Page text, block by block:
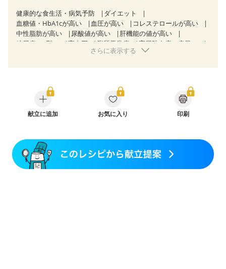
健康的な食生活・病気予防
ダイエット
血糖値・HbA1cが高い
血圧が高い
コレステロールが高い
中性脂肪が高い
尿酸値が高い
肝機能の値が高い
糖尿病（2型）
高血圧 脂質異常症
高尿酸血症（痛風）
慢性便秘症
過敏性腸症候群（IBS）
乳がん治療を終えた方・経過観察中の方など
飲み込みにくい
産後（ミルク）
骨折
骨粗しょう症
関節リウマチ
さらに表示する
献立に追加 お気に入り 印刷